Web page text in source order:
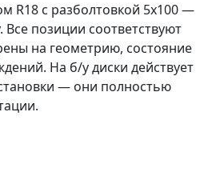
R18 с разболтовкой 5x100 —
позиции соответствуют
на геометрию, состояние
На б/у диски действует
— они полностью